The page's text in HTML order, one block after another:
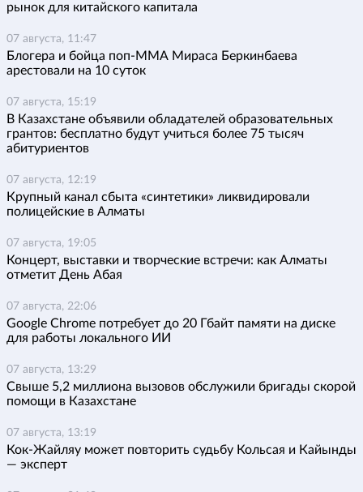
рынок для китайского капитала
07 августа, 11:47
Блогера и бойца поп-ММА Мираса Беркинбаева
арестовали на 10 суток
07 августа, 15:19
В Казахстане объявили обладателей образовательных
грантов: бесплатно будут учиться более 75 тысяч
абитуриентов
07 августа, 12:19
Крупный канал сбыта «синтетики» ликвидировали
полицейские в Алматы
07 августа, 19:05
Концерт, выставки и творческие встречи: как Алматы
отметит День Абая
07 августа, 22:06
Google Chrome потребует до 20 Гбайт памяти на диске
для работы локального ИИ
07 августа, 13:29
Свыше 5,2 миллиона вызовов обслужили бригады скорой
помощи в Казахстане
07 августа, 13:19
Кок-Жайляу может повторить судьбу Кольсая и Кайынды
— эксперт